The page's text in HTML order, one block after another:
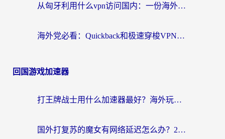
从匈牙利用什么vpn访问国内：一份海外游子的网络归乡指南
海外党必看：Quickback和极速穿梭VPN好用吗？3步选对回国加速器实现无缝刷国内资源
回国游戏加速器
打王牌战士用什么加速器最好？海外玩家的终极选择指南
国外打复苏的魔女有网络延迟怎么办？2026海外玩家国服游戏加速全攻略